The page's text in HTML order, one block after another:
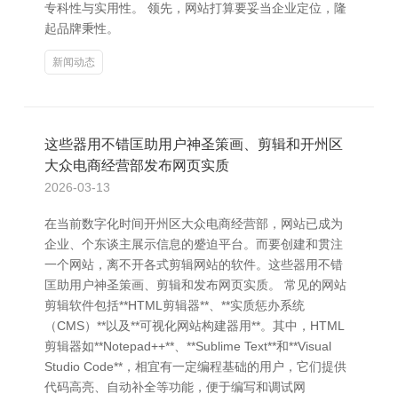
专科性与实用性。 领先，网站打算要妥当企业定位，隆
起品牌秉性。
新闻动态
这些器用不错匡助用户神圣策画、剪辑和开州区
大众电商经营部发布网页实质
2026-03-13
在当前数字化时间开州区大众电商经营部，网站已成为
企业、个东谈主展示信息的蹙迫平台。而要创建和贯注
一个网站，离不开各式剪辑网站的软件。这些器用不错
匡助用户神圣策画、剪辑和发布网页实质。 常见的网站
剪辑软件包括**HTML剪辑器**、**实质惩办系统
（CMS）**以及**可视化网站构建器用**。其中，HTML
剪辑器如**Notepad++**、**Sublime Text**和**Visual
Studio Code**，相宜有一定编程基础的用户，它们提供
代码高亮、自动补全等功能，便于编写和调试网